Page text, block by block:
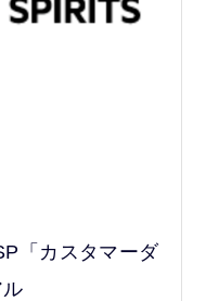
「カスタマーダ